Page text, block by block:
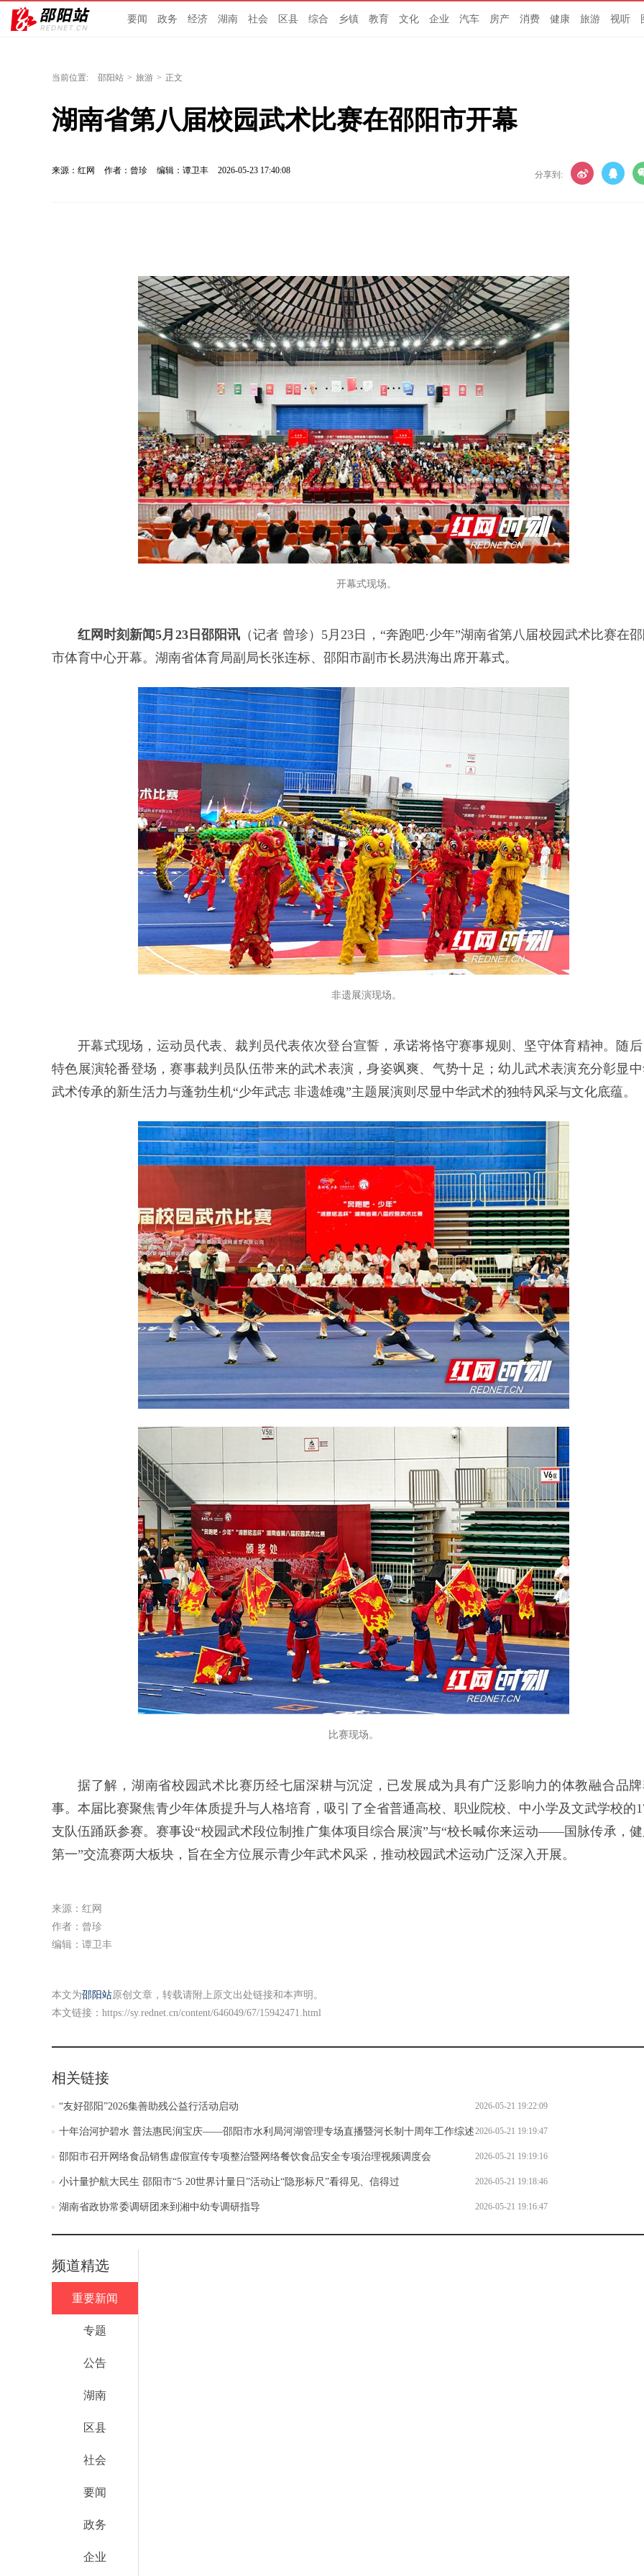
要闻 政务 经济 湖南 社会 区县 综合 乡镇 教育 文化 企业 汽车 房产 消费 健康 旅游 视听
当前位置: 邵阳站 > 旅游 > 正文
湖南省第八届校园武术比赛在邵阳市开幕
来源：红网 作者：曾珍 编辑：谭卫丰 2026-05-23 17:40:08 分享到:
开幕式现场。
红网时刻新闻5月23日邵阳讯（记者 曾珍）5月23日，“奔跑吧·少年”湖南省第八届校园武术比赛在邵
市体育中心开幕。湖南省体育局副局长张连标、邵阳市副市长易洪海出席开幕式。
非遗展演现场。
开幕式现场，运动员代表、裁判员代表依次登台宣誓，承诺将恪守赛事规则、坚守体育精神。随后
特色展演轮番登场，赛事裁判员队伍带来的武术表演，身姿飒爽、气势十足；幼儿武术表演充分彰显
武术传承的新生活力与蓬勃生机“少年武志 非遗雄魂”主题展演则尽显中华武术的独特风采与文化底蕴。
比赛现场。
据了解，湖南省校园武术比赛历经七届深耕与沉淀，已发展成为具有广泛影响力的体教融合品牌
事。本届比赛聚焦青少年体质提升与人格培育，吸引了全省普通高校、职业院校、中小学及文武学校的
支队伍踊跃参赛。赛事设“校园武术段位制推广集体项目综合展演”与“校长喊你来运动——国脉传承，
第一”交流赛两大板块，旨在全方位展示青少年武术风采，推动校园武术运动广泛深入开展。
来源：红网
作者：曾珍
编辑：谭卫丰
本文为邵阳站原创文章，转载请附上原文出处链接和本声明。
本文链接： https://sy.rednet.cn/content/646049/67/15942471.html
相关链接
“友好邵阳”2026集善助残公益行活动启动 2026-05-21 19:22:09
十年治河护碧水 普法惠民润宝庆——邵阳市水利局河湖管理专场直播暨河长制十周年工作综述2026-05-21 19:19:47
邵阳市召开网络食品销售虚假宣传专项整治暨网络餐饮食品安全专项治理视频调度会 2026-05-21 19:19:16
小计量护航大民生 邵阳市“5·20世界计量日”活动让“隐形标尺”看得见、信得过 2026-05-21 19:18:46
湖南省政协常委调研团来到湘中幼专调研指导 2026-05-21 19:16:47
频道精选
重要新闻
专题
公告
湖南
区县
社会
要闻
政务
企业